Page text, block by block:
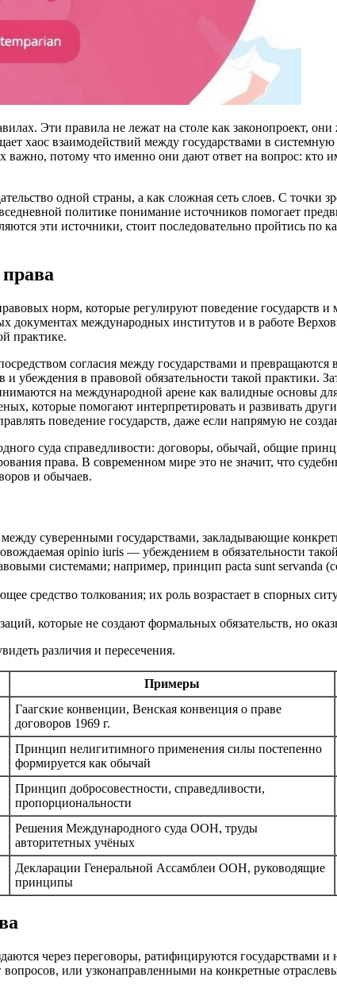
Эти правила не лежат на столе как законопроект,
хаос взаимодействий между государствами в
важно, потому что именно они дают ответ на вопрос: кто
одной страны, а как сложная сеть слоев. С
политике понимание источников помогает
эти источники, стоит последовательно пройтись по
норм, которые регулируют поведение государств
документах международных институтов и в работе
практике.
согласия между государствами и
убеждения в правовой обязательности такой практики.
на международной арене как валидные основы
которые помогают интерпретировать и развивать
поведение государств, даже если напрямую не
суда справедливости: договоры, обычай, общие
права. В современном мире это не значит, что
и обычаев.
суверенными государствами, закладывающие
opinio iuris — убеждением в обязательности
системами; например, принцип pacta sunt servanda
средство толкования; их роль возрастает в спорных
которые не создают формальных обязательств, но
различия и пересечения.
Примеры
Гаагские конвенции, Венская конвенция о праве
договоров 1969 г.
Принцип нелигитимного применения силы постепенно
формируется как обычай
Принцип добросовестности, справедливости,
пропорциональности
Решения Международного суда ООН, труды
авторитетных учёных
Декларации Генеральной Ассамблеи ООН, руководящие
принципы
через переговоры, ратифицируются государствами и
или узконаправленными на конкретные